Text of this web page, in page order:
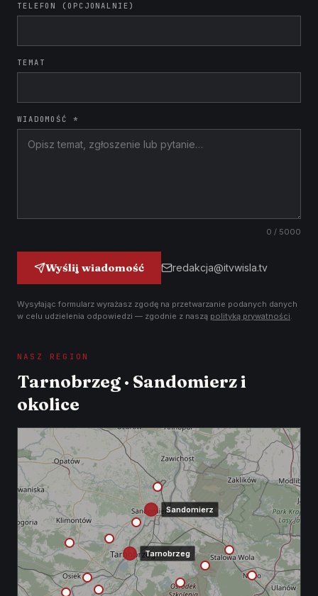
TELEFON (OPCJONALNIE)
TEMAT
WIADOMOŚĆ *
0 / 5000
Wyślij wiadomość redakcja@itvwisla.tv
Wysyłając formularz wyrażasz zgodę na przetwarzanie podanych danych
w celu udzielenia odpowiedzi — zgodnie z naszą polityką prywatności.
NASZ REGION
Tarnobrzeg · Sandomierz i
okolice
Tarnobrzeg
Sandomierz